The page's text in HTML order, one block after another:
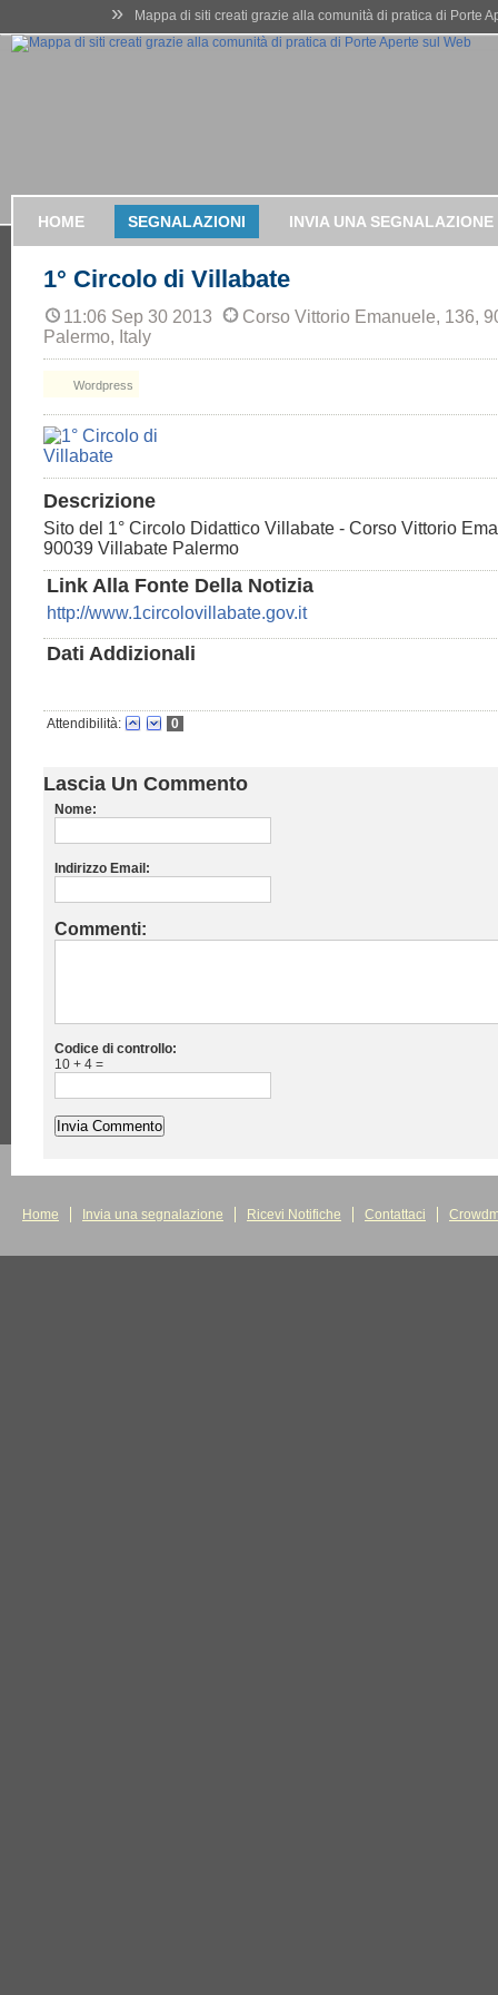
» Mappa di siti creati grazie alla comunità di pratica di Porte
HOME SEGNALAZIONI INVIA UNA SEGNALAZIONE
1° Circolo di Villabate
11:06 Sep 30 2013
Corso Vittorio Emanuele, 136,
Palermo, Italy
Wordpress
Descrizione
Sito del 1° Circolo Didattico Villabate - Corso Vittorio
90039 Villabate Palermo
Link Alla Fonte Della Notizia
http://www.1circolovillabate.gov.it
Dati Addizionali
Attendibilità: 0
Lascia Un Commento
Nome:
Indirizzo Email:
Commenti:
Codice di controllo:
10 + 4 =
Home Invia una segnalazione Ricevi Notifiche Contattaci